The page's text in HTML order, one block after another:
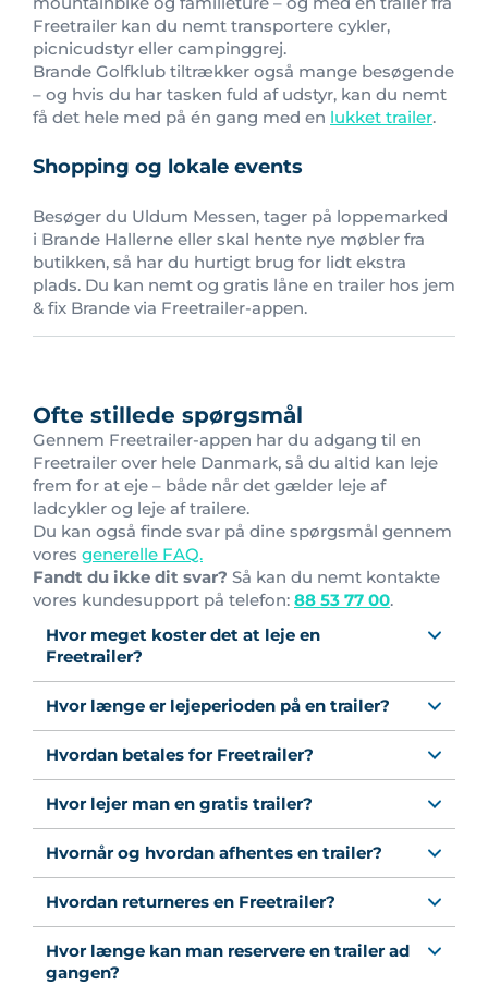
Freetrailer kan du nemt transportere cykler,
picnicudstyr eller campinggrej.
Brande Golfklub tiltrækker også mange besøgende
– og hvis du har tasken fuld af udstyr, kan du nemt
få det hele med på én gang med en lukket trailer.
Shopping og lokale events
Besøger du Uldum Messen, tager på loppemarked
i Brande Hallerne eller skal hente nye møbler fra
butikken, så har du hurtigt brug for lidt ekstra
plads. Du kan nemt og gratis låne en trailer hos jem
& fix Brande via Freetrailer-appen.
Ofte stillede spørgsmål
Gennem Freetrailer-appen har du adgang til en
Freetrailer over hele Danmark, så du altid kan leje
frem for at eje – både når det gælder leje af
ladcykler og leje af trailere.
Du kan også finde svar på dine spørgsmål gennem
vores generelle FAQ.
Fandt du ikke dit svar? Så kan du nemt kontakte
vores kundesupport på telefon: 88 53 77 00.
Hvor meget koster det at leje en
Freetrailer?
Hvor længe er lejeperioden på en trailer?
Hvordan betales for Freetrailer?
Hvor lejer man en gratis trailer?
Hvornår og hvordan afhentes en trailer?
Hvordan returneres en Freetrailer?
Hvor længe kan man reservere en trailer ad
gangen?